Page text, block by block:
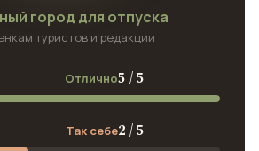
город для отпуска
туристов и редакции
Отлично5 / 5
Так себе2 / 5